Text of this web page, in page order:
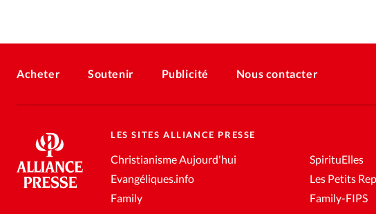
Acheter Soutenir Publicité Nous contacter
LES SITES ALLIANCE PRESSE
Christianisme Aujourd'hui
Evangéliques.info
Family
SpirituElles
Les Petits
Family-FIPS